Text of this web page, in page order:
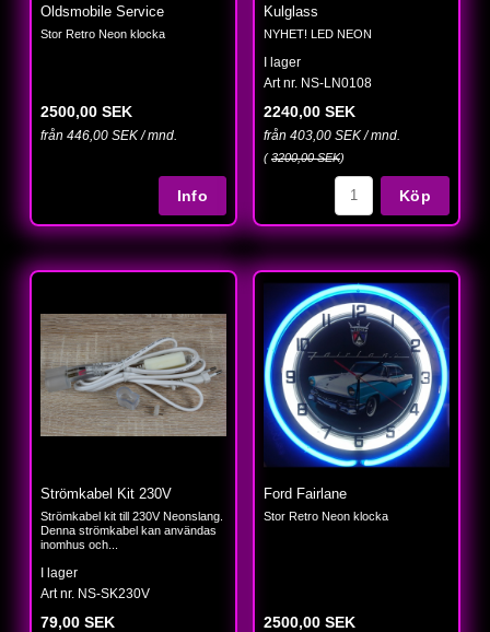
Oldsmobile Service
Stor Retro Neon klocka
2500,00 SEK
från 446,00 SEK / mnd.
Kulglass
NYHET! LED NEON
I lager
Art nr. NS-LN0108
2240,00 SEK
från 403,00 SEK / mnd.
(3200,00 SEK)
Köp
Strömkabel Kit 230V
Strömkabel kit till 230V Neonslang.
Denna strömkabel kan användas
inomhus och...
I lager
Art nr. NS-SK230V
79,00 SEK
Ford Fairlane
Stor Retro Neon klocka
2500,00 SEK